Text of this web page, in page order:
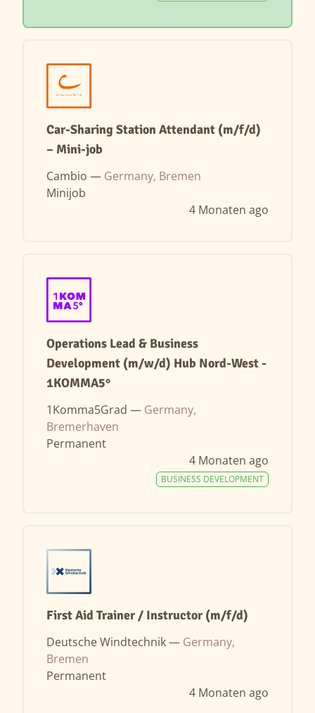
Car-Sharing Station Attendant (m/f/d)
– Mini-job
Cambio — Germany, Bremen
Minijob
4 Monaten ago
Operations Lead & Business
Development (m/w/d) Hub Nord-West -
1KOMMA5°
1Komma5Grad — Germany,
Bremerhaven
Permanent
4 Monaten ago
BUSINESS DEVELOPMENT
First Aid Trainer / Instructor (m/f/d)
Deutsche Windtechnik — Germany,
Bremen
Permanent
4 Monaten ago